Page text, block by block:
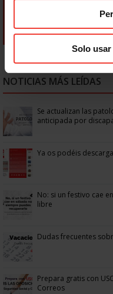
Solo
NOTICIAS MÁS LEÍDAS
Se actualizan las
anticipada por
Ya os podéis
No: si un festivo cae
libre
Dudas frecuentes
Prepara gratis con
Correos